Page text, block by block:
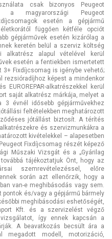
csak bizonyos Peugeot
a magyarországi Peugeot
esetén a gépjármű
függően kétféle opciót
gépjárművek esetén kizárólag a
keretén belül a szerviz költség
alapul vételével kerül
esetén a fentiekben ismertetett
3+ Fixdíjcsomag is igénybe vehető;
rezsióradíjhoz képest a mindenkor
alkatrészekkel kerül
saját alkatrész márkája, melyet a
3 évnél idősebb gépjárművekhez
feltételekben meghatározott
jótállást biztosít. A térítés
és szervizmunkákra a
kivételekkel – alapesetben
Fixdíjcsomag részét képező
Műszaki Vizsgát és a „Gyárilag
tájékoztatjuk Önt, hogy az
szemrevételezéssel, előre
során azt ellenőrzik, hogy a
van-e meghibásodás vagy sem.
és/vagy a gépjármű bármely
meghibásodási eshetőségét,
Kft. és a szervizelést végző
így ennek kapcsán a
A beavatkozás becsült ára a
megadott modell, motorizáció,